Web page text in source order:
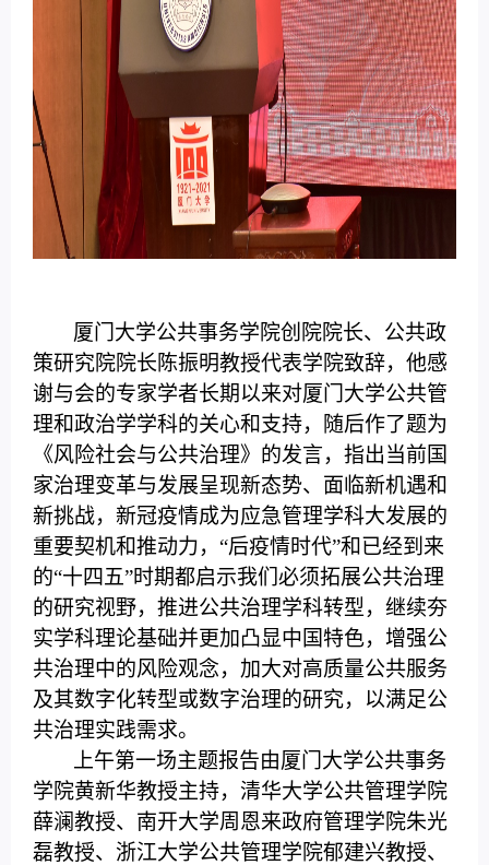
厦门大学公共事务学院创院院长、公共政
策研究院院长陈振明教授代表学院致辞，他感
谢与会的专家学者长期以来对厦门大学公共管
理和政治学学科的关心和支持，随后作了题为
《风险社会与公共治理》的发言，指出当前国
家治理变革与发展呈现新态势、面临新机遇和
新挑战，新冠疫情成为应急管理学科大发展的
重要契机和推动力，“后疫情时代”和已经到来
的“十四五”时期都启示我们必须拓展公共治理
的研究视野，推进公共治理学科转型，继续夯
实学科理论基础并更加凸显中国特色，增强公
共治理中的风险观念，加大对高质量公共服务
及其数字化转型或数字治理的研究，以满足公
共治理实践需求。
上午第一场主题报告由厦门大学公共事务
学院黄新华教授主持，清华大学公共管理学院
薛澜教授、南开大学周恩来政府管理学院朱光
磊教授、浙江大学公共管理学院郁建兴教授、